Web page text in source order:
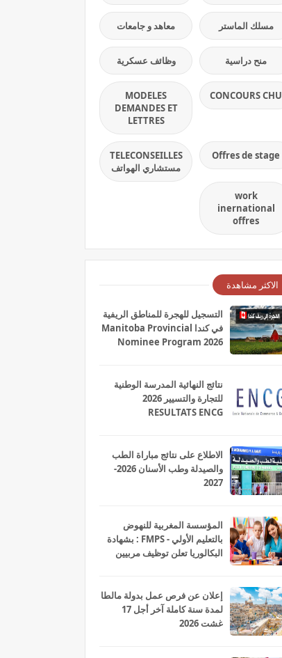
مسلك الماستر معاهد و جامعات
منح دراسية وظائف عسكرية
CONCOURS CHU
MODELES
DEMANDES ET
LETTRES
Offres de stage
TELECONSEILLES
مستشاري الهواتف
work
inernational
offres
الاكثر مشاهدة
التسجيل للهجرة للمناطق الريفية
في كندا Manitoba Provincial
Nominee Program 2026
نتائج النهائية المدرسة الوطنية
للتجارة والتسيير 2026
RESULTATS ENCG
الاطلاع على نتائج مباراة الطب
والصيدلة وطب الأسنان 2026-
2027
المؤسسة المغربية للنهوض
بالتعليم الأولي - FMPS : بشهادة
البكالوريا تعلن توظيف مربيين
إعلان عن فرص عمل بدولة مالطا
لمدة سنة كاملة آخر أجل 17
غشت 2026